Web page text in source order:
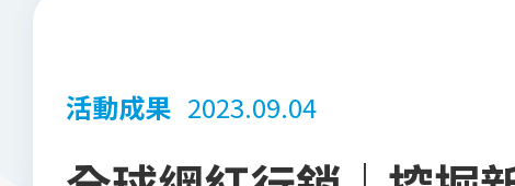
活動成果 2023.09.04